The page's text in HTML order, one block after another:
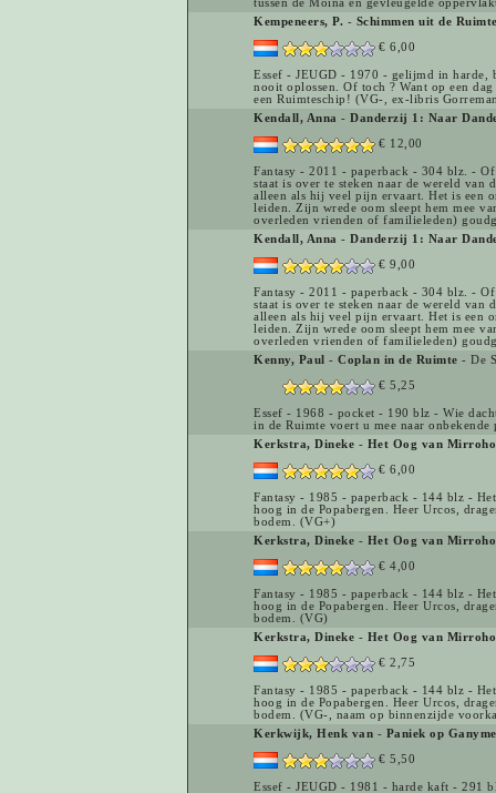
tussen de Moina en gevleugelde
Kempeneers, P. - Schimmen uit de
€ 6,00
Essef - JEUGD - 1970 - gelijmd in harde,
nooit oplossen. Of toch ? Want op een
een Ruimteschip! (VG-, ex-libris
Kendall, Anna - Danderzij 1: Naar
€ 12,00
Fantasy - 2011 - paperback - 304 blz. -
staat is over te steken naar de wereld van
alleen als hij veel pijn ervaart. Het is een
leiden. Zijn wrede oom sleept hem mee
overleden vrienden of familieleden)
Kendall, Anna - Danderzij 1: Naar
€ 9,00
Fantasy - 2011 - paperback - 304 blz. -
staat is over te steken naar de wereld van
alleen als hij veel pijn ervaart. Het is een
leiden. Zijn wrede oom sleept hem mee
overleden vrienden of familieleden)
Kenny, Paul - Coplan in de Ruimte - De
€ 5,25
Essef - 1968 - pocket - 190 blz - Wie
in de Ruimte voert u mee naar
Kerkstra, Dineke - Het Oog van
€ 6,00
Fantasy - 1985 - paperback - 144 blz -
hoog in de Popabergen. Heer Urcos,
bodem. (VG+)
Kerkstra, Dineke - Het Oog van
€ 4,00
Fantasy - 1985 - paperback - 144 blz -
hoog in de Popabergen. Heer Urcos,
bodem. (VG)
Kerkstra, Dineke - Het Oog van
€ 2,75
Fantasy - 1985 - paperback - 144 blz -
hoog in de Popabergen. Heer Urcos,
bodem. (VG-, naam op binnenzijde
Kerkwijk, Henk van - Paniek op
€ 5,50
Essef - JEUGD - 1981 - harde kaft - 291